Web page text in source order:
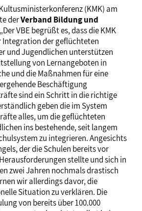
(KMK) am
derVerband Bildung und
VBE begrüßt es, dass die KMK
Integration der geflüchteten
und Jugendlichen unterstützen
von Lernangeboten in
und die Maßnahmen für eine
Beschäftigung
sind ein Schritt in die richtige
geben die im System
alles, um die geflüchteten
ins bestehende, seit langem
zu integrieren. Angesichts
der die Schulen bereits vor
stellte und sich in
zwei Jahren nochmals drastisch
wir allerdings davor, die
Situation zu verklären. Die
von bereits über 100.000